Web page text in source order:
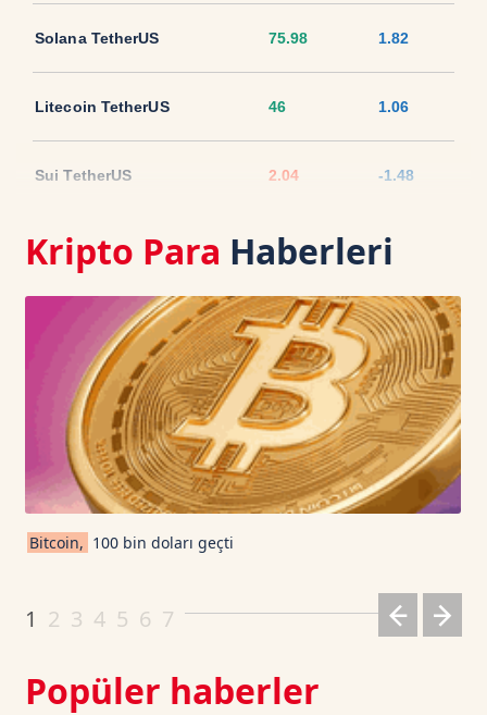
Solana TetherUS 75.98 1.82
Litecoin TetherUS 46 1.06
Sui TetherUS 2.04 -1.48
Ripple TetherUS 1.0376 0.29
USD Coin TetherUS 1.0007 0.03
1.0003 0
TRON TetherUS 0.3301 0.82
Cardano TetherUS 0.199 -0.6
Kripto Para Haberleri
Bitcoin, 100 bin doları geçti
1 2 3 4 5 6 7
Popüler haberler